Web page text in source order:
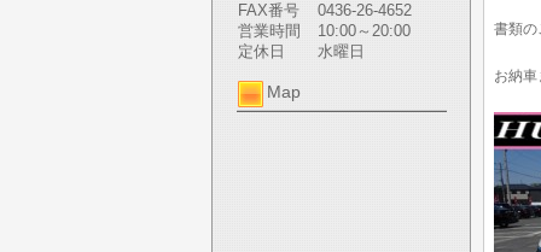
FAX番号
0436-26-4652
営業時間
10:00～20:00
定休日
水曜日
Map
書類の
お納